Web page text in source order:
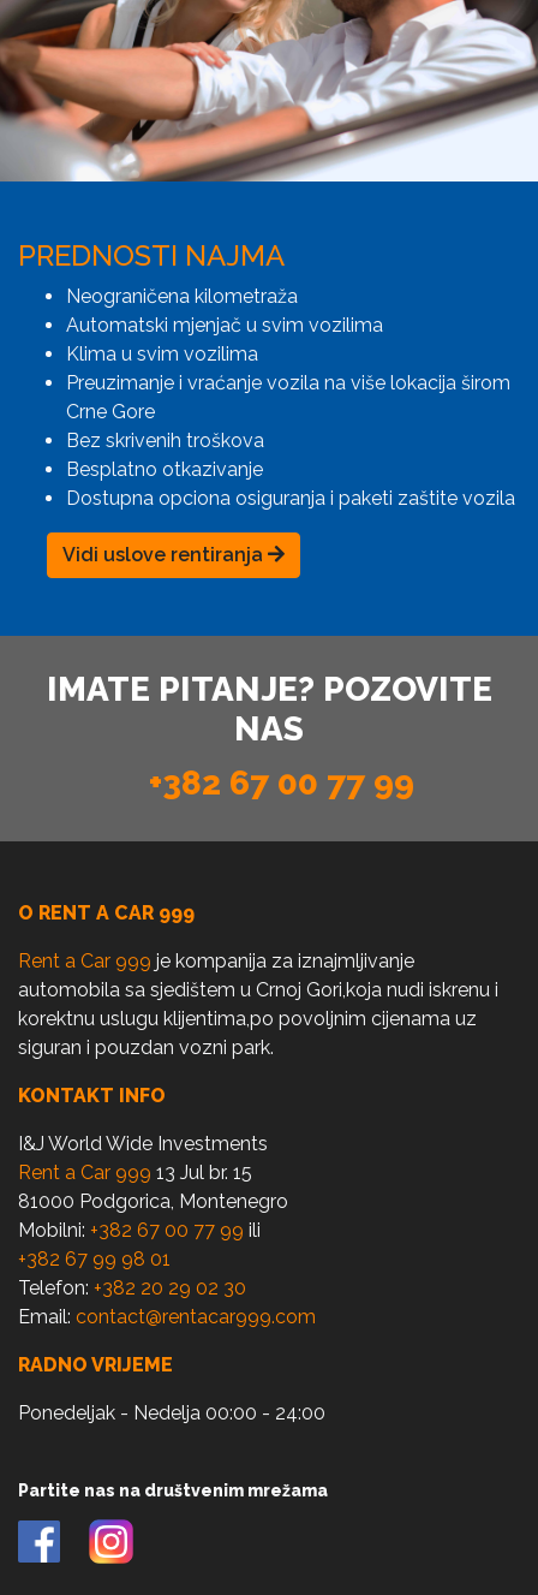
PREDNOSTI NAJMA
Neograničena kilometraža
Automatski mjenjač u svim vozilima
Klima u svim vozilima
Preuzimanje i vraćanje vozila na više lokacija širom
Crne Gore
Bez skrivenih troškova
Besplatno otkazivanje
Dostupna opciona osiguranja i paketi zaštite vozila
Vidi uslove rentiranja
IMATE PITANJE? POZOVITE
NAS
+382 67 00 77 99
O RENT A CAR 999
Rent a Car 999 je kompanija za iznajmljivanje
automobila sa sjedištem u Crnoj Gori,koja nudi iskrenu i
korektnu uslugu klijentima,po povoljnim cijenama uz
siguran i pouzdan vozni park.
KONTAKT INFO
I&J World Wide Investments
Rent a Car 999 13 Jul br. 15
81000 Podgorica, Montenegro
Mobilni: +382 67 00 77 99 ili
+382 67 99 98 01
Telefon: +382 20 29 02 30
Email: contact@rentacar999.com
RADNO VRIJEME
Ponedeljak - Nedelja 00:00 - 24:00
Partite nas na društvenim mrežama